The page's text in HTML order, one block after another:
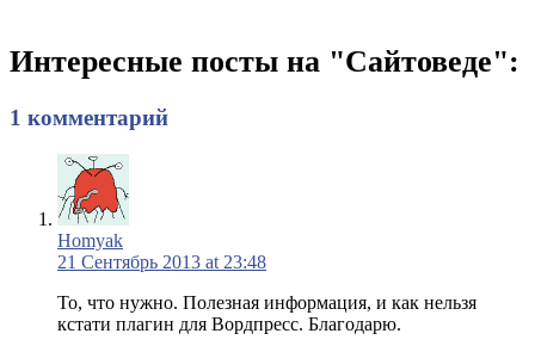
Интересные посты на "Сайтоведе":
1 комментарий
Homyak
21 Сентябрь 2013 at 23:48
То, что нужно. Полезная информация, и как нельзя
кстати плагин для Вордпресс. Благодарю.